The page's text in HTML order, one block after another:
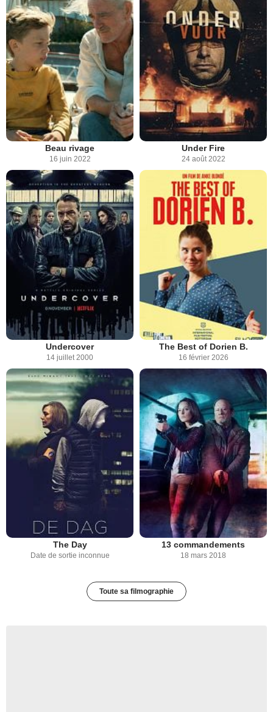
Beau rivage
16 juin 2022
Under Fire
24 août 2022
Undercover
14 juillet 2000
The Best of Dorien B.
16 février 2026
The Day
Date de sortie inconnue
13 commandements
18 mars 2018
Toute sa filmographie